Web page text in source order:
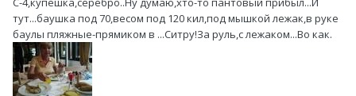
тут...баушка под 70,весом под 120 кил,под мышкой лежак,в руке
баулы пляжные-прямиком в ...Ситру!За руль,с лежаком...Во как.